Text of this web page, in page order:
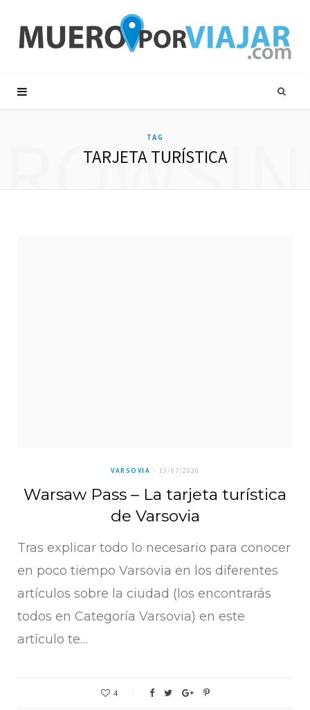
TAG
TARJETA TURÍSTICA
VARSOVIA 13/07/2020
Warsaw Pass – La tarjeta turística
de Varsovia
Tras explicar todo lo necesario para conocer
en poco tiempo Varsovia en los diferentes
artículos sobre la ciudad (los encontrarás
todos en Categoría Varsovia) en este
artículo te…
4